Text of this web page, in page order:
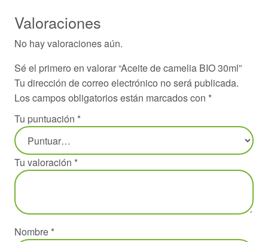
Valoraciones
No hay valoraciones aún.
Sé el primero en valorar “Aceite de camelia BIO 30ml”
Tu dirección de correo electrónico no será publicada.
Los campos obligatorios están marcados con *
Tu puntuación *
Tu valoración *
Nombre *